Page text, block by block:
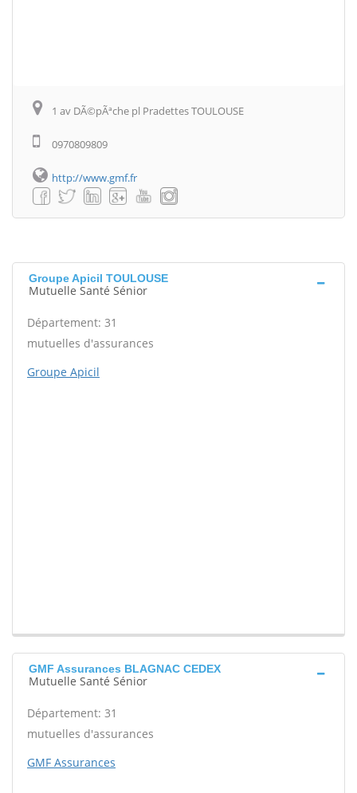
1 av DÃ©pÃªche pl Pradettes TOULOUSE
0970809809
http://www.gmf.fr
Groupe Apicil TOULOUSE
Mutuelle Santé Sénior
Département: 31
mutuelles d'assurances
Groupe Apicil
GMF Assurances BLAGNAC CEDEX
Mutuelle Santé Sénior
Département: 31
mutuelles d'assurances
GMF Assurances